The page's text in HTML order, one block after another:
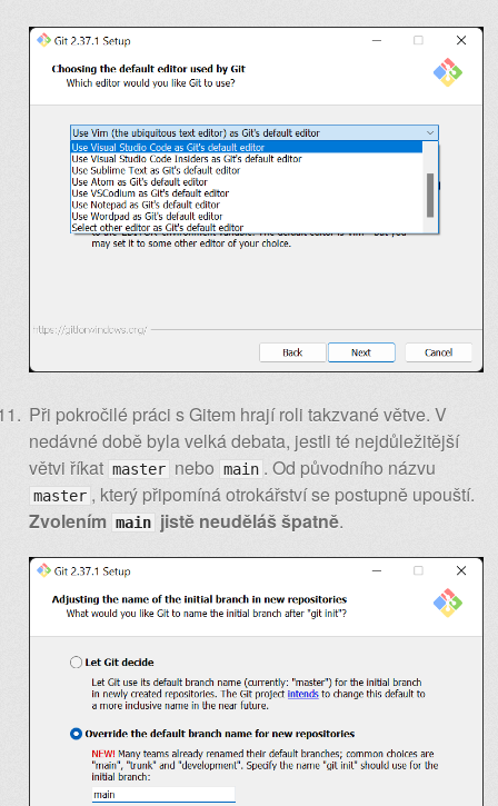
Při pokročilé práci s Gitem hrají roli takzvané větve. V
nedávné době byla velká debata, jestli té nejdůležitější
větvi říkat master nebo main . Od původního názvu
master , který připomíná otrokářství se postupně upouští.
Zvolením main jistě neuděláš špatně.